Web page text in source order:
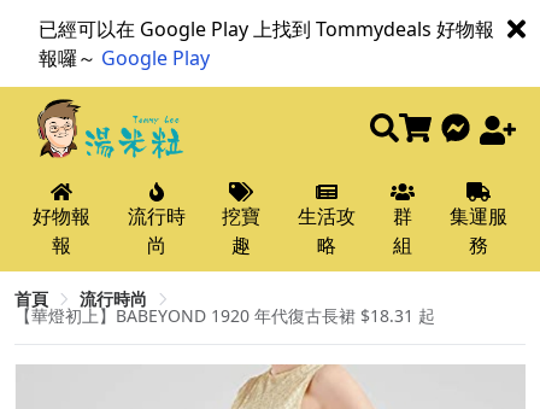
已經可以在 Google Play 上找到 Tommydeals 好物報
報囉～ Google Play
好物報
報
流行時
尚
挖寶
趣
生活攻
略
群
組
集運服
務
首頁 流行時尚
【華燈初上】BABEYOND 1920 年代復古長裙 $18.31 起